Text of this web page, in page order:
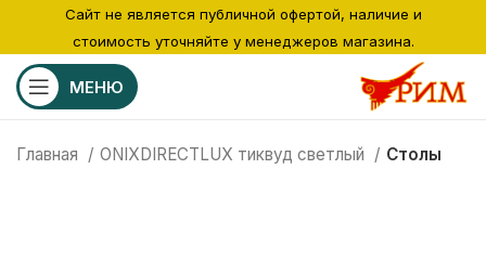
МЕНЮ
Главная ONIXDIRECTLUX тиквуд светлый Столы
Сайт не является публичной офертой, наличие и
стоимость уточняйте у менеджеров магазина.